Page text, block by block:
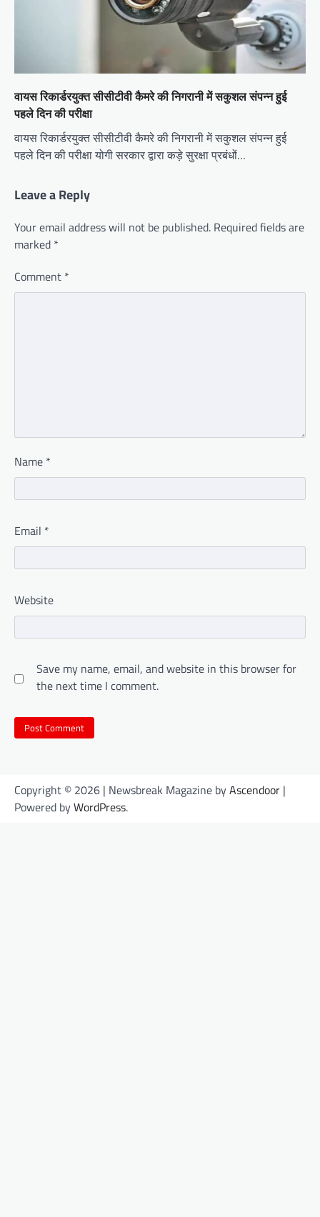
वायस रिकार्डरयुक्त सीसीटीवी कैमरे की निगरानी में सकुशल संपन्न हुई
पहले दिन की परीक्षा
वायस रिकार्डरयुक्त सीसीटीवी कैमरे की निगरानी में सकुशल संपन्न हुई
पहले दिन की परीक्षा योगी सरकार द्वारा कड़े सुरक्षा प्रबंधों…
Leave a Reply
Your email address will not be published. Required fields are
marked *
Comment *
Name *
Email *
Website
Save my name, email, and website in this browser for
the next time I comment.
Copyright © 2026 | Newsbreak Magazine byAscendoor |
Powered byWordPress.